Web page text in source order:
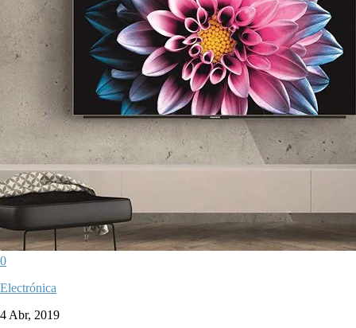
0
Electrónica
4 Abr, 2019